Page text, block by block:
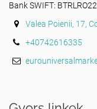
Bank SWIFT: BTRLRO22
Valea Poienii, 17,
+40742616335